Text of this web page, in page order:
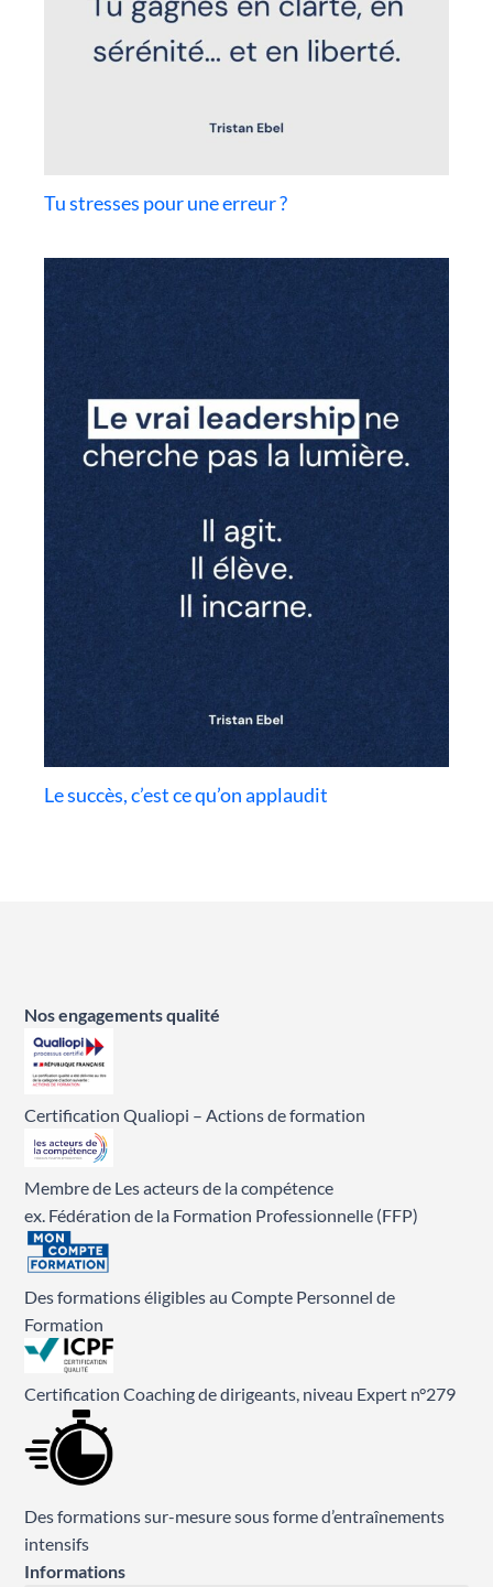
Tu stresses pour une erreur ?
Le succès, c’est ce qu’on applaudit
Nos engagements qualité
Certification Qualiopi – Actions de formation
Membre de Les acteurs de la compétence
ex. Fédération de la Formation Professionnelle (FFP)
Des formations éligibles au Compte Personnel de
Formation
Certification Coaching de dirigeants, niveau Expert n°279
Des formations sur-mesure sous forme d’entraînements
intensifs
Informations